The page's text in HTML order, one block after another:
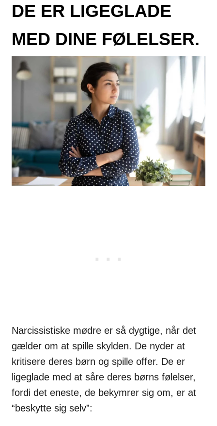
DE ER LIGEGLADE
MED DINE FØLELSER.
Narcissistiske mødre er så dygtige, når det
gælder om at spille skylden. De nyder at
kritisere deres børn og spille offer. De er
ligeglade med at såre deres børns følelser,
fordi det eneste, de bekymrer sig om, er at
“beskytte sig selv”: